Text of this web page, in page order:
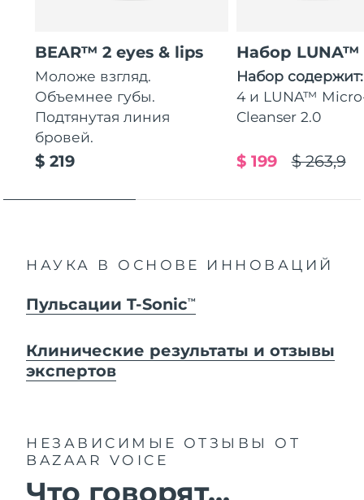
BEAR™ 2 eyes & lips
Моложе взгляд.
Объемнее губы.
Подтянутая линия
бровей.
$ 219
Набор LUNA™
Набор
4 и LUNA™
Cleanser 2.0
$ 263,9
$ 199
НАУКА В ОСНОВЕ ИННОВАЦИЙ
Пульсации T-SonicTM
Клинические результаты и отзывы
экспертов
НЕЗАВИСИМЫЕ ОТЗЫВЫ
ОТ
BAZAAR VOICE
Что говорят...